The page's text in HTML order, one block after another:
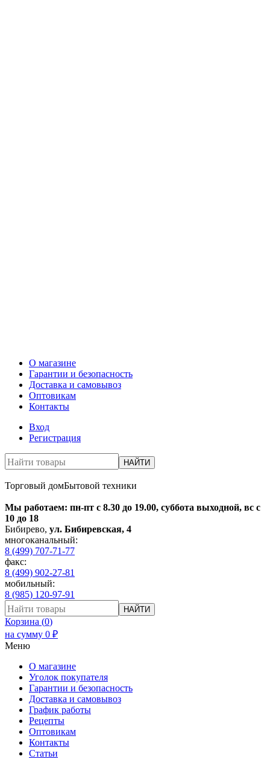
О магазине
Гарантии и безопасность
Доставка и самовывоз
Оптовикам
Контакты
Вход
Регистрация
НАЙТИ
Торговый домБытовой техники
Мы работаем: пн-пт с 8.30 до 19.00, суббота выходной, вс с
10 до 18
Бибирево, ул. Бибиревская, 4
многоканальный:
8 (499) 707-71-77
факс:
8 (499) 902-27-81
мобильный:
8 (985) 120-97-91
НАЙТИ
Корзина (0)
на сумму 0 ₽
Меню
О магазине
Уголок покупателя
Гарантии и безопасность
Доставка и самовывоз
График работы
Рецепты
Оптовикам
Контакты
Статьи